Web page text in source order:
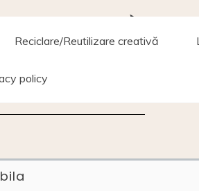
Reciclare/Reutilizare creativă
policy